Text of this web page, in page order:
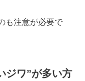
も注意が必要で
ジワ”が多い方